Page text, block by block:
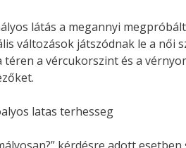
látás a megannyi
változások játszódnak le a női
a vércukorszint és a
kérdésre adott esetben